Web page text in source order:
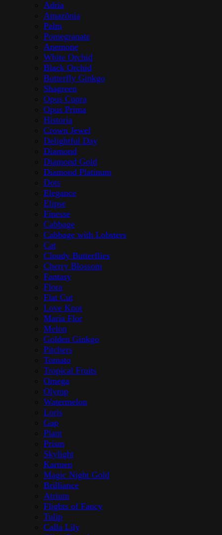
Adria
Amazōnia
Palm
Pomegranate
Anemone
White Orchid
Black Orchid
Butterfly Ginkgo
Shagreen
Opus Cupra
Opus Prima
Historia
Crown Jewel
Delightful Day
Diamond
Diamond Gold
Diamond Platinum
Dots
Elegance
Elipse
Finesse
Cabbage
Cabbage with Lobsters
Cat
Cloudy Butterflies
Cherry Blossom
Fantasy
Flora
Flat Cut
Love Knot
Maria Flor
Melon
Golden Ginkgo
Pitchers
Tomato
Tropical Fruits
Omega
Olymp
Watermelon
Loris
Gap
Plant
Prism
Skylight
Karmen
Magic Night Gold
Brilliance
Atrium
Flights of Fancy
Tulip
Calla Lily